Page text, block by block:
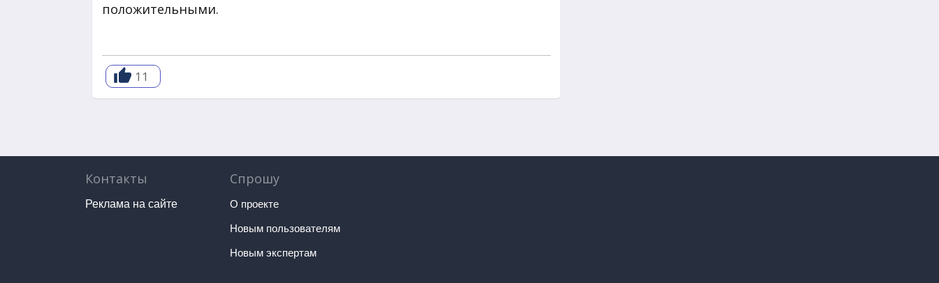
положительными.
11
Контакты
Реклама на сайте
Спрошу
О проекте
Новым пользователям
Новым экспертам